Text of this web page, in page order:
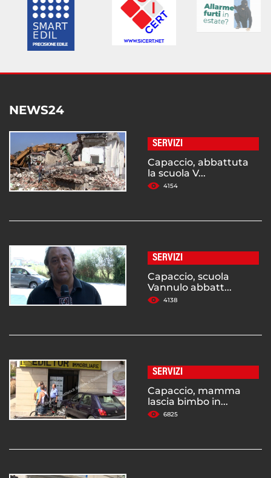
NEWS24
SERVIZI
Capaccio, abbattuta
la scuola V...
4154
SERVIZI
Capaccio, scuola
Vannulo abbatt...
4138
SERVIZI
Capaccio, mamma
lascia bimbo in...
6825